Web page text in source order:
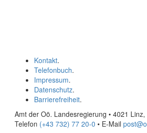
Kontakt.
Telefonbuch.
Impressum.
Datenschutz.
Barrierefreiheit.
Amt der Oö. Landesregierung • 4021
Telefon (+43 732) 77 20-0 • E-Mail